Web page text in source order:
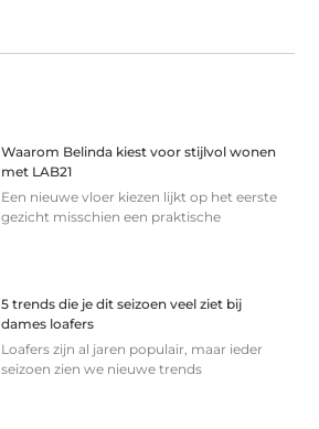
Waarom Belinda kiest voor stijlvol wonen
met LAB21
Een nieuwe vloer kiezen lijkt op het eerste
gezicht misschien een praktische
5 trends die je dit seizoen veel ziet bij
dames loafers
Loafers zijn al jaren populair, maar ieder
seizoen zien we nieuwe trends